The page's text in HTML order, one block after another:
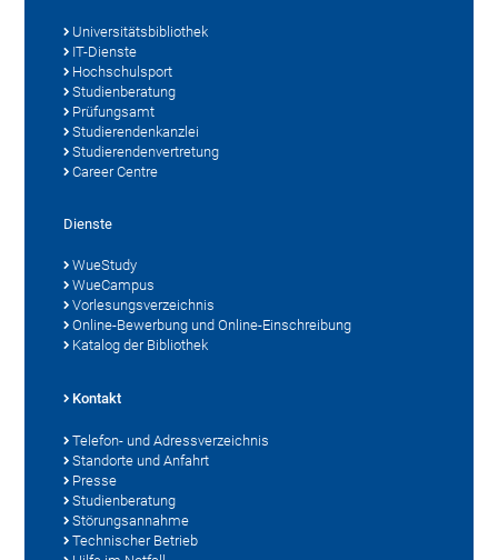
Universitätsbibliothek
IT-Dienste
Hochschulsport
Studienberatung
Prüfungsamt
Studierendenkanzlei
Studierendenvertretung
Career Centre
Dienste
WueStudy
WueCampus
Vorlesungsverzeichnis
Online-Bewerbung und Online-Einschreibung
Katalog der Bibliothek
Kontakt
Telefon- und Adressverzeichnis
Standorte und Anfahrt
Presse
Studienberatung
Störungsannahme
Technischer Betrieb